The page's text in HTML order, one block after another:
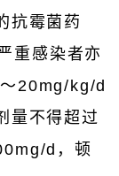
抗霉菌药
重感染者亦
20mg/kg/d
量不得超过
d，顿